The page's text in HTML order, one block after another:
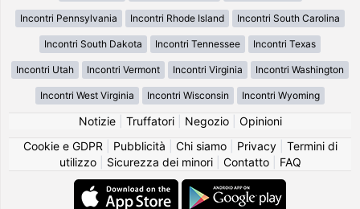
Incontri Pennsylvania Incontri Rhode Island Incontri South Carolina
Incontri South Dakota Incontri Tennessee Incontri Texas
Incontri Utah Incontri Vermont Incontri Virginia Incontri Washington
Incontri West Virginia Incontri Wisconsin Incontri Wyoming
Notizie| Truffatori| Negozio| Opinioni
Cookie e GDPR
Pubblicità Chi siamo| Privacy| Termini di
utilizzo| Sicurezza dei minori| Contatto| FAQ